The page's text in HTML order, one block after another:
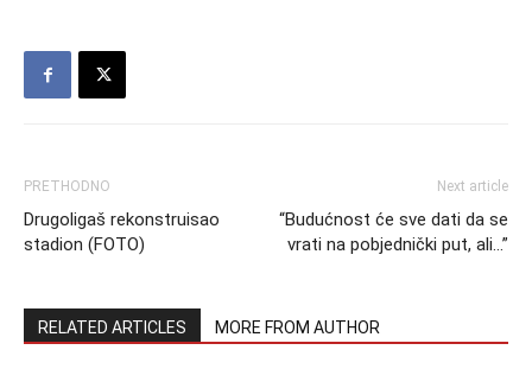
PRETHODNO
Drugoligaš rekonstruisao
stadion (FOTO)
Next article
“Budućnost će sve dati da se
vrati na pobjednički put, ali…”
RELATED ARTICLES MORE FROM AUTHOR